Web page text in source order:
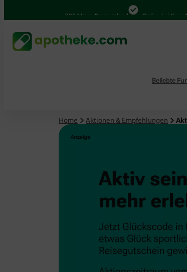
4.000 Mal in Deutschland Online bei Ihrer
Beliebte
Home Aktionen & Empfehlungen